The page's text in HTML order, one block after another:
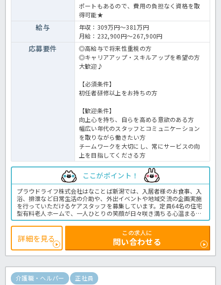
ポートもあるので、費用の負担なく資格を取
得可能★
給与
年収：309万円～381万円
月給：232,900円～267,900円
応募要件
◎高給与で将来性重視の方
◎キャリアアップ・スキルアップを希望の方
大歓迎♪
【必須条件】
初任者研修以上をお持ちの方
【歓迎条件】
向上心を持ち、自らを高める意欲のある方
幅広い年代のスタッフとコミュニケーション
を取りながら働きたい方
チームワークを大切にし、常にサービスの向
上を目指してくださる方
ここがポイント！
プラウドライフ株式会社はなことば新潟では、入居者様のお食事、入
浴、排泄など日常生活の介助や、外出イベントや地域交流の企画実施
を行っていただけるケアスタッフを募集しています。定員64名の住宅
型有料老人ホームで、一人ひとりの笑顔が日々咲き満ちる心温まるホ
ームづくりを心掛けています◎同社はソニーライフケアグループの一
員で安定基盤も魅力♪退職金制度や退職金共済、リロクラブの加入な
ど福利厚生がとても充実しているため、安心して長期就業ができると
思います！年間休日が115日もあるので、プライベートも大切にご勤
務いただけますし、頑張り次第では年収350万円以上を目指せるな
ど、オンオフを切り替えながら働けます☆ご興味ございましたら、是
非ほっ介護までお問合せ下さい！有料老人ホームでの介護業務全般で
す。
＜介護職 正社員 有料老人ホームの求人＞
詳細を見る
この求人に
問い合わせる
介護職・ヘルパー 正社員